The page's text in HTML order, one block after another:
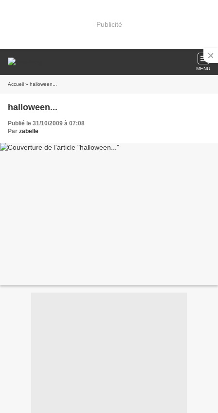
Publicité
MENU
Accueil » halloween...
halloween...
Publié le 31/10/2009 à 07:08
Par zabelle